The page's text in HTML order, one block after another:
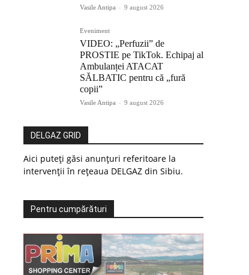
Vasile Antipa - 9 august 2026
Eveniment
VIDEO: „Perfuzii” de
PROSTIE pe TikTok. Echipaj al
Ambulanței ATACAT
SĂLBATIC pentru că „fură
copii”
Vasile Antipa - 9 august 2026
DELGAZ GRID
Aici puteți găsi anunțuri referitoare la
intervenții în rețeaua DELGAZ din Sibiu.
Pentru cumpărături